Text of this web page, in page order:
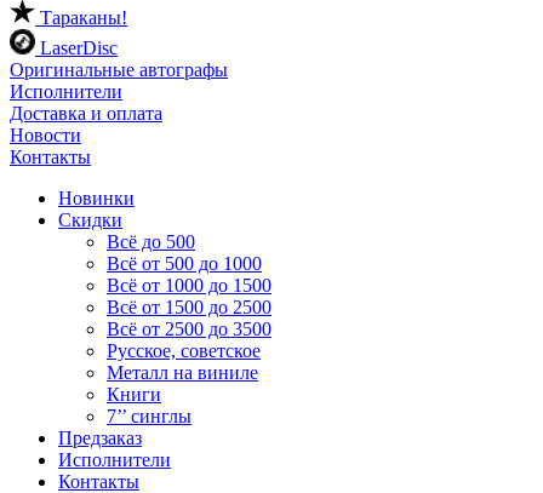
Тараканы!
LaserDisc
Оригинальные автографы
Исполнители
Доставка и оплата
Новости
Контакты
Новинки
Скидки
Всё до 500
Всё от 500 до 1000
Всё от 1000 до 1500
Всё от 1500 до 2500
Всё от 2500 до 3500
Русское, советское
Металл на виниле
Книги
7’’ синглы
Предзаказ
Исполнители
Контакты